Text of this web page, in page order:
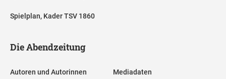
Spielplan, Kader TSV 1860
Die Abendzeitung
Autoren und Autorinnen Mediadaten